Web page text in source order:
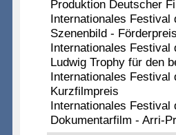
Produktion Deutscher
Internationales Festival
Szenenbild -
Internationales Festival
Ludwig Trophy für den
Internationales Festival
Kurzfilmpreis
Internationales Festival
Dokumentarfilm - Arri-